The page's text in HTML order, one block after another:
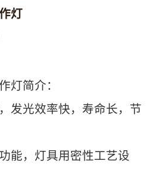
灯
简介：
光效率快，寿命长，节
，灯具用密性工艺设